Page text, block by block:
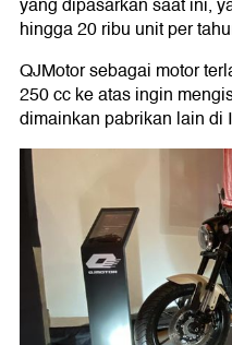
yang dipasarkan saat ini,
hingga 20 ribu unit per
QJMotor sebagai motor
250 cc ke atas ingin
dimainkan pabrikan lain di